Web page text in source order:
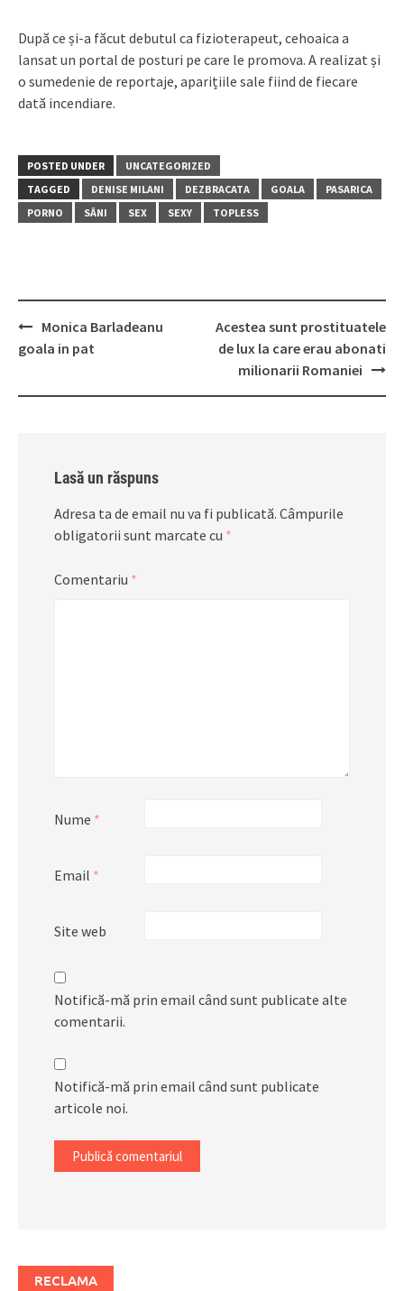
După ce și-a făcut debutul ca fizioterapeut, cehoaica a
lansat un portal de posturi pe care le promova. A realizat și
o sumedenie de reportaje, aparițiile sale fiind de fiecare
dată incendiare.
POSTED UNDER
UNCATEGORIZED
TAGGED
DENISE MILANI DEZBRACATA GOALA
PASARICA
PORNO
SÂNI SEX SEXY TOPLESS
Post
navigation
Monica Barladeanu
goala in pat
Acestea sunt prostituatele
de lux la care erau abonati
milionarii Romaniei
Lasă un răspuns
Adresa ta de email nu va fi publicată. Câmpurile
obligatorii sunt marcate cu *
Comentariu *
Nume *
Email *
Site web
Notifică-mă prin email când sunt publicate alte
comentarii.
Notifică-mă prin email când sunt publicate
articole noi.
RECLAMA